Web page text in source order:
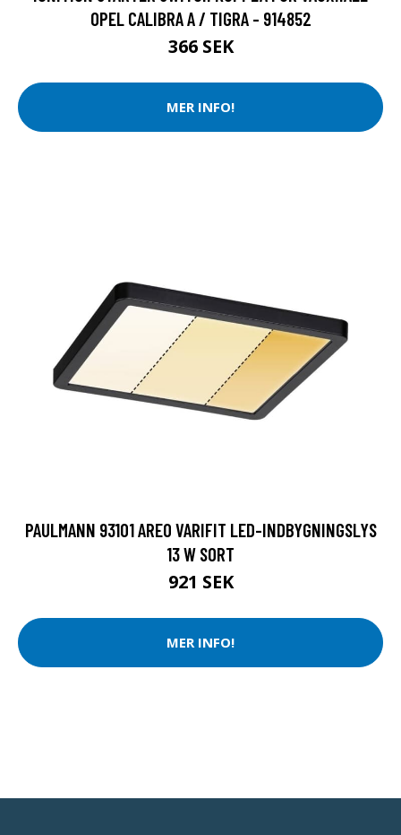
OPEL CALIBRA A / TIGRA - 914852
366 SEK
MER INFO!
PAULMANN 93101 AREO VARIFIT LED-INDBYGNINGSLYS
13 W SORT
921 SEK
MER INFO!